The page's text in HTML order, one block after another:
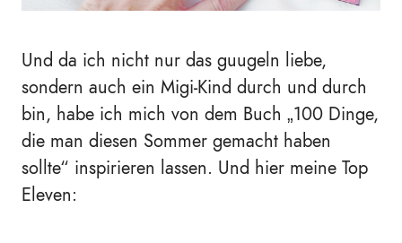
Und da ich nicht nur das guugeln liebe,
sondern auch ein Migi-Kind durch und durch
bin, habe ich mich von dem Buch „100 Dinge,
die man diesen Sommer gemacht haben
sollte“ inspirieren lassen. Und hier meine Top
Eleven: